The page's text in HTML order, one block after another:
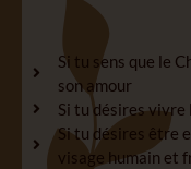
Si tu sens que le
son amour
Si tu désires vivre
Si tu désires être
visage humain et